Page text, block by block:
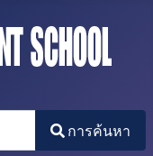
การค้นหา